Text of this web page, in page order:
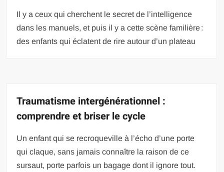
Il y a ceux qui cherchent le secret de l’intelligence
dans les manuels, et puis il y a cette scène familière :
des enfants qui éclatent de rire autour d’un plateau
Traumatisme intergénérationnel :
comprendre et briser le cycle
Un enfant qui se recroqueville à l’écho d’une porte
qui claque, sans jamais connaître la raison de ce
sursaut, porte parfois un bagage dont il ignore tout.